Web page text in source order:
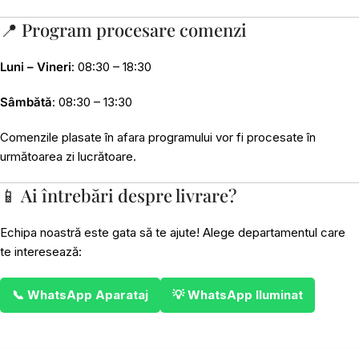
📍 Program procesare comenzi
Luni – Vineri: 08:30 – 18:30
Sâmbătă: 08:30 – 13:30
Comenzile plasate în afara programului vor fi procesate în
următoarea zi lucrătoare.
📱 Ai întrebări despre livrare?
Echipa noastră este gata să te ajute! Alege departamentul care
te interesează:
📞 WhatsApp Aparataj 💡 WhatsApp Iluminat